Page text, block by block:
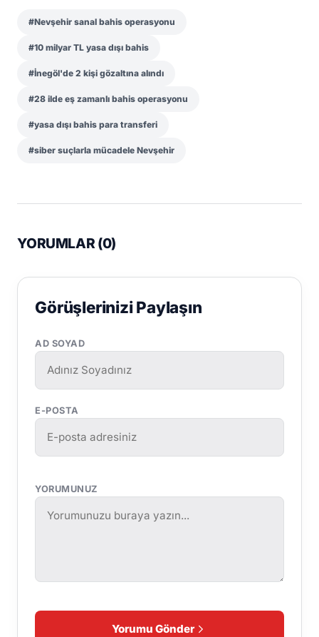
#Nevşehir sanal bahis operasyonu
#10 milyar TL yasa dışı bahis
#İnegöl'de 2 kişi gözaltına alındı
#28 ilde eş zamanlı bahis operasyonu
#yasa dışı bahis para transferi
#siber suçlarla mücadele Nevşehir
YORUMLAR (0)
Görüşlerinizi Paylaşın
AD SOYAD
E-POSTA
YORUMUNUZ
Yorumu Gönder